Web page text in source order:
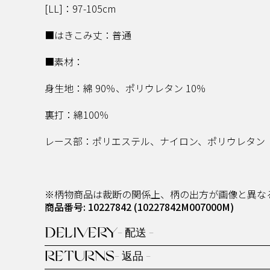
[LL]：97-105cm
■はきこみ丈：普通
■素材：
身生地：綿 90％、ポリウレタン 10％
裏打：綿100％
レース部：ポリエステル、ナイロン、ポリウレタン
※柄物商品は裁断の関係上、柄の出方が画像と異な
商品番号: 10227842 (10227842M007000M)
DELIVERY- 配送 -
RETURNS- 返品 -